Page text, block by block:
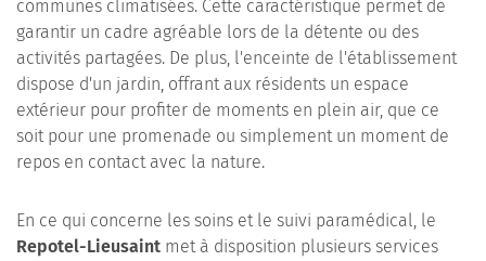
communes climatisées. Cette caractéristique permet de
garantir un cadre agréable lors de la détente ou des
activités partagées. De plus, l'enceinte de l'établissement
dispose d'un jardin, offrant aux résidents un espace
extérieur pour profiter de moments en plein air, que ce
soit pour une promenade ou simplement un moment de
repos en contact avec la nature.
En ce qui concerne les soins et le suivi paramédical, le
Repotel-Lieusaint met à disposition plusieurs services